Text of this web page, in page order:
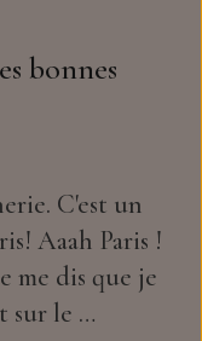
bonnes
C'est un
Aaah Paris !
me dis que je
sur le …